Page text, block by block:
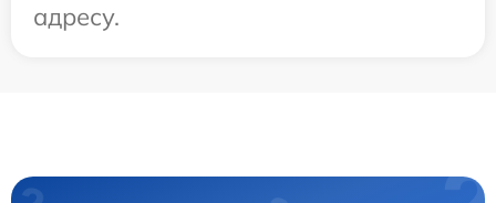
адресу.